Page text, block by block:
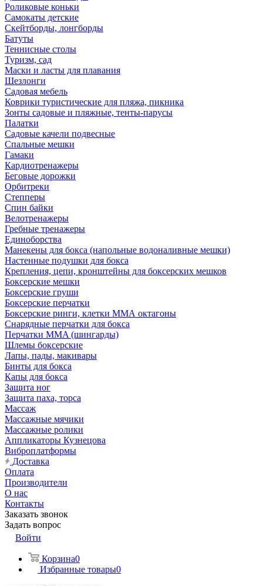
Роликовые коньки
Самокаты детские
Скейтборды, лонгборды
Батуты
Теннисные столы
Туризм, сад
Маски и ласты для плавания
Шезлонги
Садовая мебель
Коврики туристические для пляжа, пикника
Зонты садовые и пляжные, тенты-парусы
Палатки
Садовые качели подвесные
Спальные мешки
Гамаки
Кардиотренажеры
Беговые дорожки
Орбитреки
Степперы
Спин байки
Велотренажеры
Гребные тренажеры
Единоборства
Манекены для бокса (напольные водоналивные мешки)
Настенные подушки для бокса
Крепления, цепи, кронштейны для боксерских мешков
Боксерские мешки
Боксерские груши
Боксерские перчатки
Боксерские ринги, клетки ММА октагоны
Снарядные перчатки для бокса
Перчатки MMA (шингарды)
Шлемы боксерские
Лапы, пады, макивары
Бинты для бокса
Капы для бокса
Защита ног
Защита паха, торса
Массаж
Массажные мячики
Массажные ролики
Аппликаторы Кузнецова
Виброплатформы
Доставка
Оплата
Производители
О нас
Контакты
Заказать звонок
Задать вопрос
Войти
Корзина0
Избранные товары0